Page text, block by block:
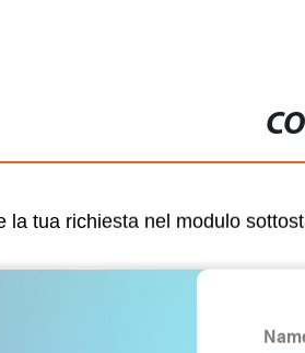
la tua richiesta nel modulo